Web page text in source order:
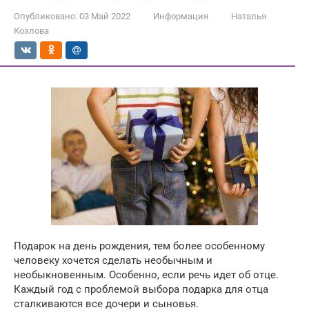
Опубликовано: 03 Май 2022 Информация
Наталья
Козлова
Подарок на день рождения, тем более особенному
человеку хочется сделать необычным и
необыкновенным. Особенно, если речь идет об отце.
Каждый год с проблемой выбора подарка для отца
сталкиваются все дочери и сыновья.